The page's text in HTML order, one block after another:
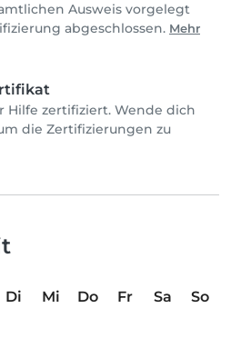
Ausweis vorgelegt
abgeschlossen. Mehr
Hilfe zertifiziert. Wende dich
die Zertifizierungen zu
Di Mi Do Fr Sa
So